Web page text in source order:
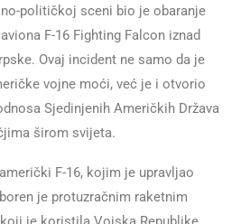
političkoj sceni bio je obaranje
F-16 Fighting Falcon iznad
Ovaj incident ne samo da je
vojne moći, već je i otvorio
Sjedinjenih Američkih Država
širom svijeta.
F-16, kojim je upravljao
je protuzračnim raketnim